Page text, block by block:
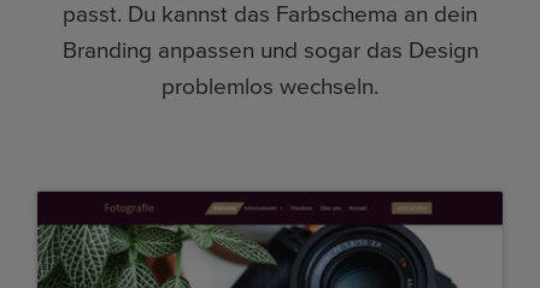
passt. Du kannst das Farbschema an dein
Branding anpassen und sogar das Design
problemlos wechseln.